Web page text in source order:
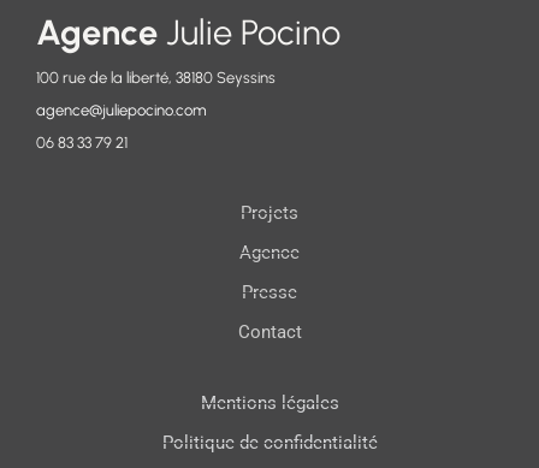
Agence Julie Pocino
100 rue de la liberté, 38180 Seyssins
agence@juliepocino.com
06 83 33 79 21
Projets
Agence
Presse
Contact
Mentions légales
Politique de confidentialité